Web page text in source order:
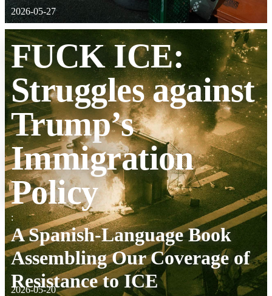
2026-05-27
FUCK ICE:
Struggles against
Trump’s
Immigration
Policy
:
A Spanish-Language Book
Assembling Our Coverage of
Resistance to ICE
2026-05-20